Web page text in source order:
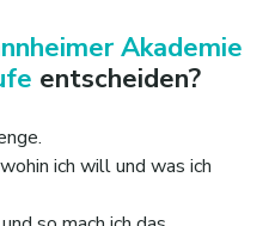
Akademie
entscheiden?
ich will und was ich